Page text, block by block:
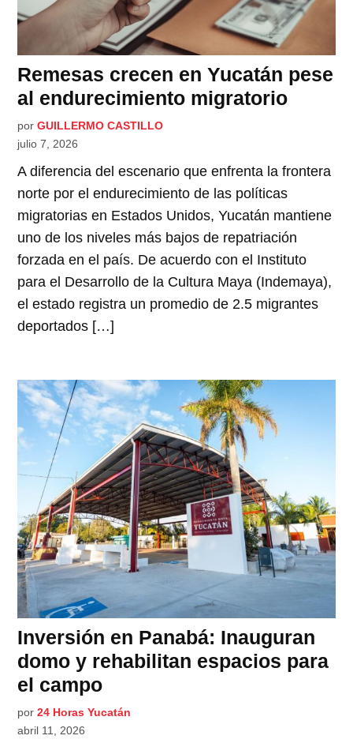
Remesas crecen en Yucatán pese
al endurecimiento migratorio
por GUILLERMO CASTILLO
julio 7, 2026
A diferencia del escenario que enfrenta la frontera
norte por el endurecimiento de las políticas
migratorias en Estados Unidos, Yucatán mantiene
uno de los niveles más bajos de repatriación
forzada en el país. De acuerdo con el Instituto
para el Desarrollo de la Cultura Maya (Indemaya),
el estado registra un promedio de 2.5 migrantes
deportados […]
Inversión en Panabá: Inauguran
domo y rehabilitan espacios para
el campo
por 24 Horas Yucatán
abril 11, 2026